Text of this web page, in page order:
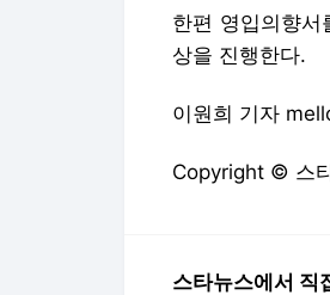
한편 영입의향
상을 진행한다.
이원희 기자
Copyright © 스
스타뉴스에서 직